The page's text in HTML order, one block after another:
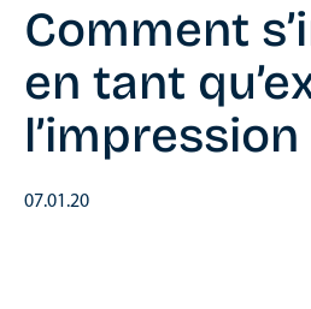
Comment
en tant
l’impression
07.01.20